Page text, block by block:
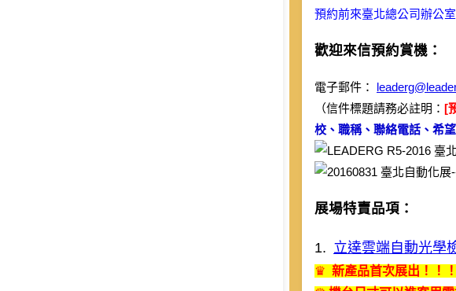
預約前來臺北總公司辦公
歡迎來信預約賞機：
電子郵件：
（信件標題請務必註明： [
校、職稱、聯絡電話、希望
展場特賣品項：
1. 立達雲端自動光學
♛ 新產品首次展出！！！